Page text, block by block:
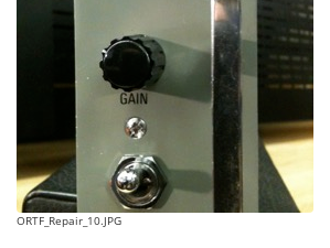
ORTF_Repair_10.JPG